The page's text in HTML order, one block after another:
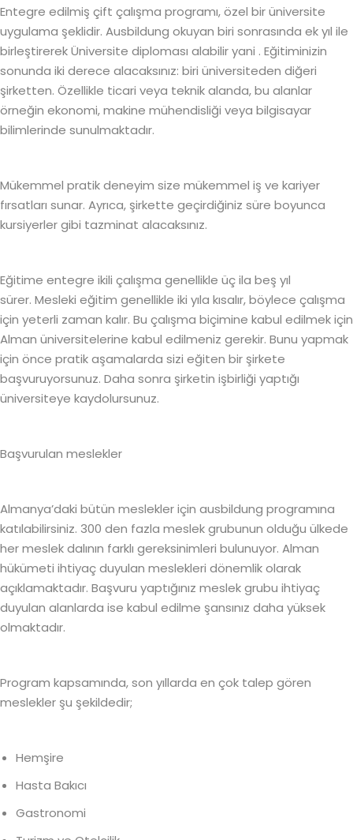
Entegre edilmiş çift çalışma programı, özel bir üniversite
uygulama şeklidir. Ausbildung okuyan biri sonrasında ek yıl ile
birleştirerek Üniversite diploması alabilir yani . Eğitiminizin
sonunda iki derece alacaksınız: biri üniversiteden diğeri
şirketten. Özellikle ticari veya teknik alanda, bu alanlar
örneğin ekonomi, makine mühendisliği veya bilgisayar
bilimlerinde sunulmaktadır.
Mükemmel pratik deneyim size mükemmel iş ve kariyer
fırsatları sunar. Ayrıca, şirkette geçirdiğiniz süre boyunca
kursiyerler gibi tazminat alacaksınız.
Eğitime entegre ikili çalışma genellikle üç ila beş yıl
sürer. Mesleki eğitim genellikle iki yıla kısalır, böylece çalışma
için yeterli zaman kalır. Bu çalışma biçimine kabul edilmek için
Alman üniversitelerine kabul edilmeniz gerekir. Bunu yapmak
için önce pratik aşamalarda sizi eğiten bir şirkete
başvuruyorsunuz. Daha sonra şirketin işbirliği yaptığı
üniversiteye kaydolursunuz.
Başvurulan meslekler
Almanya’daki bütün meslekler için ausbildung programına
katılabilirsiniz. 300 den fazla meslek grubunun olduğu ülkede
her meslek dalının farklı gereksinimleri bulunuyor. Alman
hükümeti ihtiyaç duyulan meslekleri dönemlik olarak
açıklamaktadır. Başvuru yaptığınız meslek grubu ihtiyaç
duyulan alanlarda ise kabul edilme şansınız daha yüksek
olmaktadır.
Program kapsamında, son yıllarda en çok talep gören
meslekler şu şekildedir;
Hemşire
Hasta Bakıcı
Gastronomi